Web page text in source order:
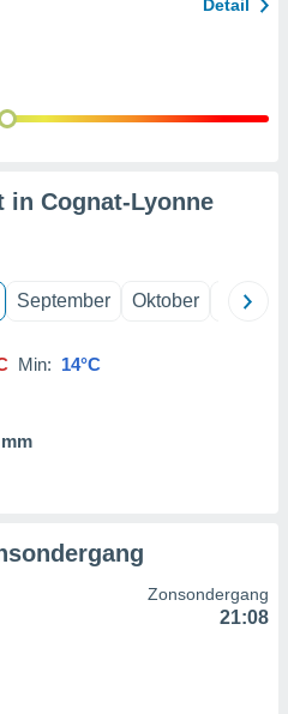
Detail
in Cognat-Lyonne
September Oktober
Min: 14°C
Zonsondergang
21:08